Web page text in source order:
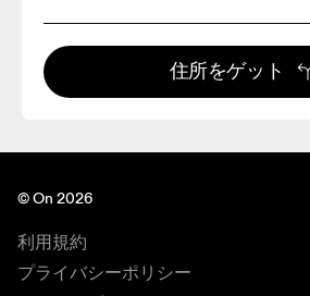
住所をゲット
© On 2026
利用規約
プライバシーポリシー